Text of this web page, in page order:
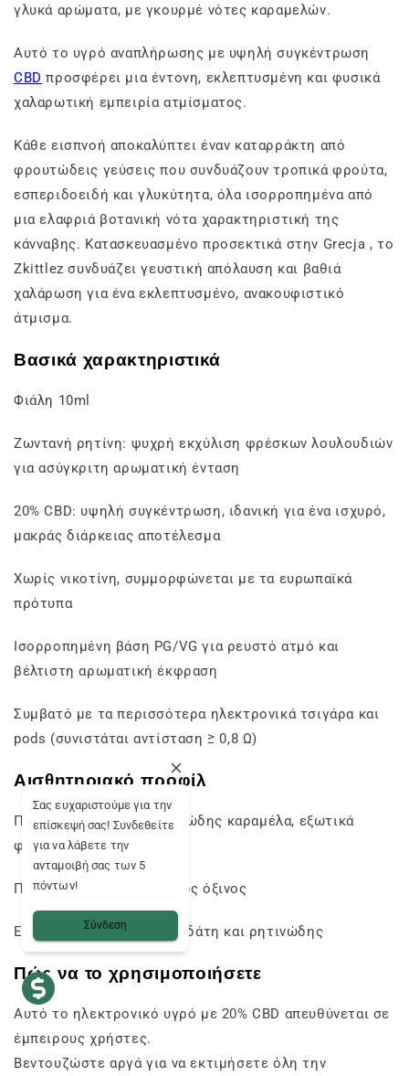
γλυκά αρώματα, με γκουρμέ νότες καραμελών.
Αυτό το υγρό αναπλήρωσης με υψηλή συγκέντρωση
CBD προσφέρει μια έντονη, εκλεπτυσμένη και φυσικά
χαλαρωτική εμπειρία ατμίσματος.
Κάθε εισπνοή αποκαλύπτει έναν καταρράκτη από
φρουτώδεις γεύσεις που συνδυάζουν τροπικά φρούτα,
εσπεριδοειδή και γλυκύτητα, όλα ισορροπημένα από
μια ελαφριά βοτανική νότα χαρακτηριστική της
κάνναβης. Κατασκευασμένο προσεκτικά στην Grecja , το
Zkittlez συνδυάζει γευστική απόλαυση και βαθιά
χαλάρωση για ένα εκλεπτυσμένο, ανακουφιστικό
άτμισμα.
Βασικά χαρακτηριστικά
Φιάλη 10ml
Ζωντανή ρητίνη: ψυχρή εκχύλιση φρέσκων λουλουδιών
για ασύγκριτη αρωματική ένταση
20% CBD: υψηλή συγκέντρωση, ιδανική για ένα ισχυρό,
μακράς διάρκειας αποτέλεσμα
Χωρίς νικοτίνη, συμμορφώνεται με τα ευρωπαϊκά
πρότυπα
Ισορροπημένη βάση PG/VG για ρευστό ατμό και
βέλτιστη αρωματική έκφραση
Συμβατό με τα περισσότερα ηλεκτρονικά τσιγάρα και
pods (συνιστάται αντίσταση ≥ 0,8 Ω)
Αισθητηριακό προφίλ
Πρώτη εντύπωση: φρουτώδης καραμέλα, εξωτικά
φρούτα και εσπεριδοειδή
Πυρήνας: γλυκός, ελαφρώς όξινος
Επίγευση: γλυκιά, λουλουδάτη και ρητινώδης
Πώς να το χρησιμοποιήσετε
Αυτό το ηλεκτρονικό υγρό με 20% CBD απευθύνεται σε
έμπειρους χρήστες.
Βεντουζώστε αργά για να εκτιμήσετε όλη την
Σας ευχαριστούμε για την
επίσκεψή σας! Συνδεθείτε
για να λάβετε την
ανταμοιβή σας των 5
πόντων!
Σύνδεση